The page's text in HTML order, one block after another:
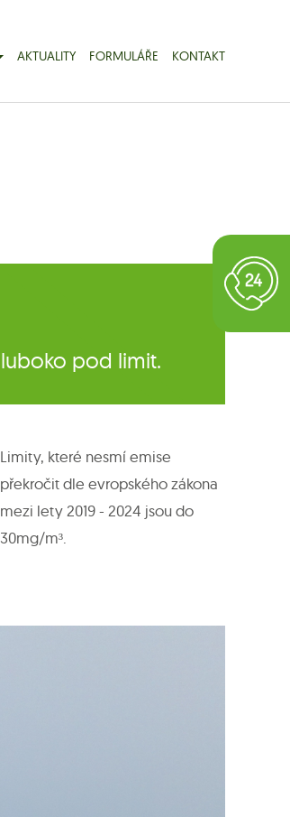
AKTUALITY FORMULÁŘE KONTAKT
pod limit.
Limity, které nesmí emise
překročit dle evropského zákona
mezi lety 2019 - 2024 jsou do
30mg/m³.